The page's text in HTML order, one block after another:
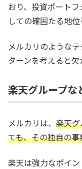
おり、投資ポート
しての確固たる地位
メルカリのような
ターンを考えると欠
楽天グループな
メルカリは、 楽天
ても、その独自の
楽天は強力なポイ